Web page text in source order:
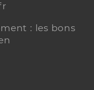
: les bons